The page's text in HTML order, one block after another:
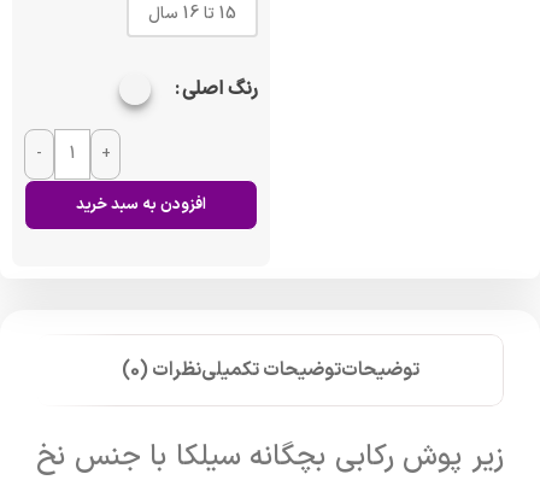
15 تا 16 سال
رنگ اصلی
- +
افزودن به سبد خرید
توضیحاتتوضیحات تکمیلینظرات (0)
زیر پوش رکابی بچگانه سیلکا با جنس نخ